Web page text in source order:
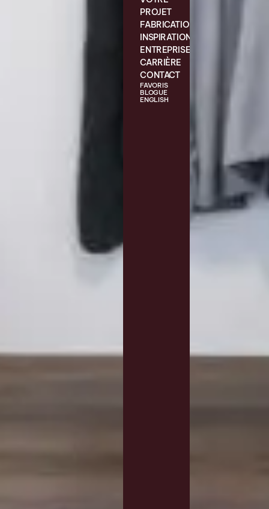
PROJET
FABRICATION
INSPIRATIONS
ENTREPRISE
CARRIÈRE
CONTACT
FAVORIS
BLOGUE
ENGLISH